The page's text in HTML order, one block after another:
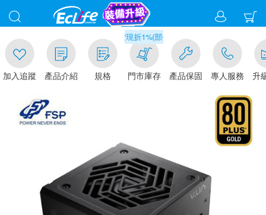
入追蹤 產品介紹 規格
滿千元門市取貨現折1%(部分商品不適用)-請點我看
門市庫存 產品保固 專人服務 升